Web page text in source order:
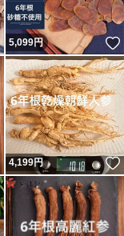
いいね！
5,099円
いいね！
4,199円